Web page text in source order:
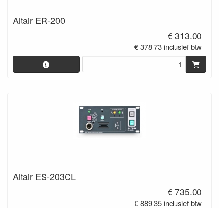
Altair ER-200
€ 313.00
€ 378.73 inclusief btw
Altair ES-203CL
€ 735.00
€ 889.35 inclusief btw